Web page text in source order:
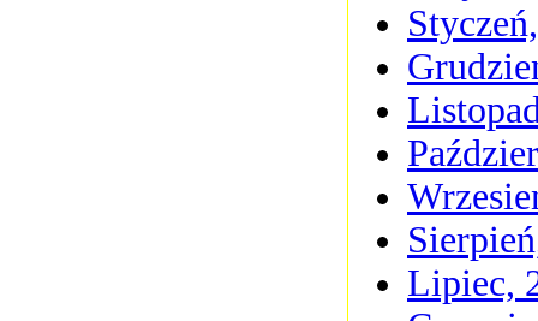
Lipiec,